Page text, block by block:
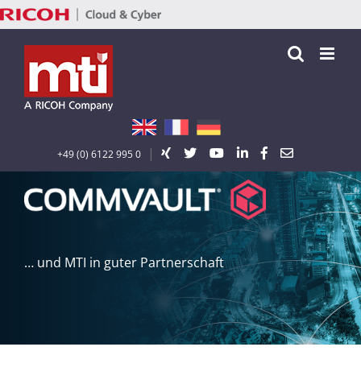
Zum
Inhalt
springen
+49 (0) 6122 995 0 |
… und MTI in guter Partnerschaft